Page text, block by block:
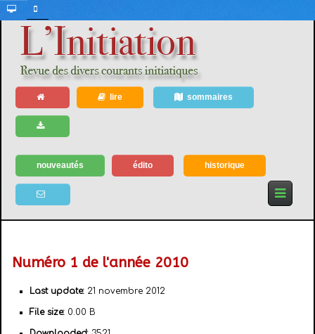
lire sommaires
nouveautés édito historique
Numéro 1 de l'année 2010
Last update: 21 novembre 2012
File size: 0.00 B